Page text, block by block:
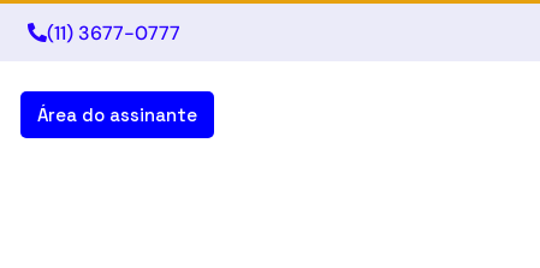
(11) 3677-0777
Área do assinante